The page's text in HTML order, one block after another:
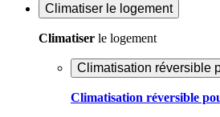
Climatiser le logement
Climatiser le logement
Climatisation réversible
Climatisation réversible